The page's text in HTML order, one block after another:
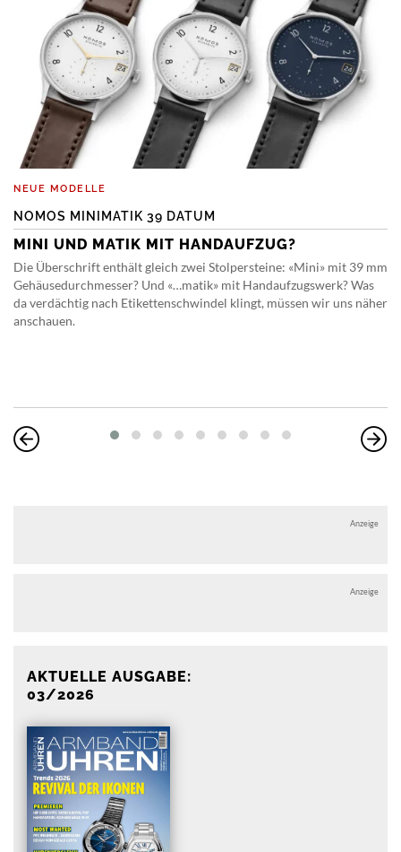
NEUE MODELLE
NOMOS MINIMATIK 39 DATUM
MINI UND MATIK MIT HANDAUFZUG?
Die Überschrift enthält gleich zwei Stolpersteine: «Mini» mit 39 mm
Gehäusedurchmesser? Und «…matik» mit Handaufzugswerk? Was
da verdächtig nach Etikettenschwindel klingt, müssen wir uns näher
anschauen.
Anzeige
Anzeige
AKTUELLE AUSGABE:
03/2026